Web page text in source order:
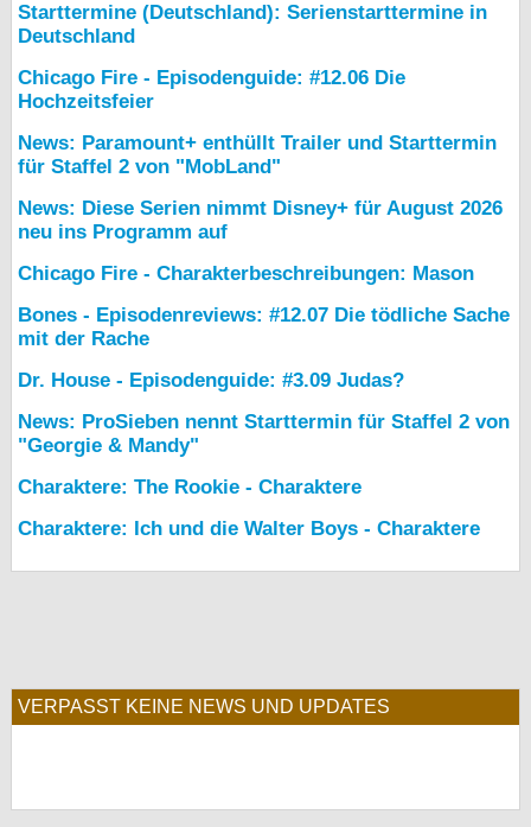
Starttermine (Deutschland): Serienstarttermine in
Deutschland
Chicago Fire - Episodenguide: #12.06 Die
Hochzeitsfeier
News: Paramount+ enthüllt Trailer und Starttermin
für Staffel 2 von "MobLand"
News: Diese Serien nimmt Disney+ für August 2026
neu ins Programm auf
Chicago Fire - Charakterbeschreibungen: Mason
Bones - Episodenreviews: #12.07 Die tödliche Sache
mit der Rache
Dr. House - Episodenguide: #3.09 Judas?
News: ProSieben nennt Starttermin für Staffel 2 von
"Georgie & Mandy"
Charaktere: The Rookie - Charaktere
Charaktere: Ich und die Walter Boys - Charaktere
VERPASST KEINE NEWS UND UPDATES